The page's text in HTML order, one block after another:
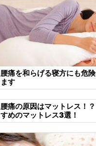
腰痛を和らげる寝方にも危
ます
腰痛の原因はマットレス！
すめのマットレス3選！